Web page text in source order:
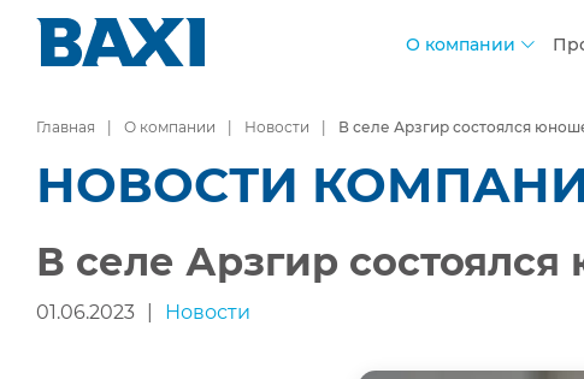
О компании
Главная О компании Новости В селе Арзгир состоялся
НОВОСТИ
В селе Арзгир
01.06.2023 Новости